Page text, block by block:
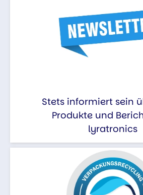
Stets informiert sein
Produkte und
lyratronics